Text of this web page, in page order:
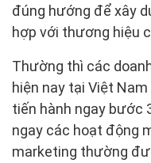
đúng hướng để xây
hợp với thương hiệu
Thường thì các
hiện nay tại Việt
tiến hành ngay bước
ngay các hoạt động
marketing thường